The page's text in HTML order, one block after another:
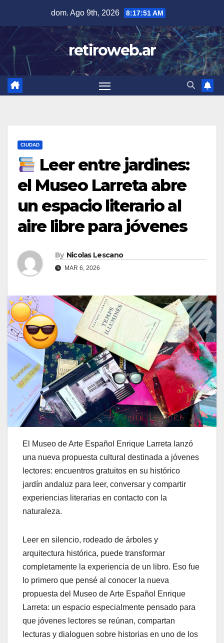
content
dom. Ago 9th, 2026 8:17:52 AM
retiroweb.ar
CIUDAD
Leer entre jardines:
el Museo Larreta abre
un espacio literario al
aire libre para jóvenes
By Nicolas Lescano
MAR 6, 2026
El Museo de Arte Español Enrique Larreta lanzó
una nueva propuesta cultural destinada a jóvenes
lectores: encuentros gratuitos en su histórico
jardín andaluz para leer, conversar y compartir
experiencias literarias en contacto con la
naturaleza.
Leer en silencio, rodeado de árboles y
arquitectura histórica, puede transformar
completamente la experiencia de un libro. Eso fue
lo primero que pensé al conocer la nueva
propuesta del Museo de Arte Español Enrique
Larreta: un espacio especialmente pensado para
que jóvenes lectores se reúnan, compartan
lecturas y dialoguen sobre historias en uno de los